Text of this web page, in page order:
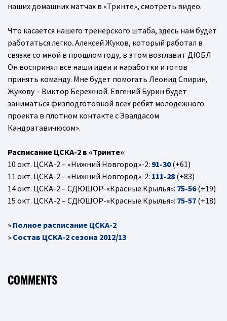
наших домашних матчах в «Тринте», смотреть видео.
Что касается нашего тренерского штаба, здесь нам будет
работаться легко. Алексей Жуков, который работал в
связке со мной в прошлом году, в этом возглавит ДЮБЛ.
Он воспринял все наши идеи и наработки и готов
принять команду. Мне будет помогать Леонид Спирин,
Жукову – Виктор Бережной. Евгений Бурин будет
заниматься физподготовкой всех ребят молодежного
проекта в плотном контакте с Эвалдасом
Кандратавичюсом».
Расписание ЦСКА-2 в «Тринте»:
10 окт. ЦСКА-2 – «Нижний Новгород»-2: 91-30(+61)
11 окт. ЦСКА-2 – «Нижний Новгород»-2: 111-28 (+83)
14 окт. ЦСКА-2 – СДЮШОР-«Красные Крылья»: 75-56(+19)
15 окт. ЦСКА-2 – СДЮШОР-«Красные Крылья»: 75-57 (+18)
» Полное расписание ЦСКА-2
» Состав ЦСКА-2 сезона 2012/13
COMMENTS